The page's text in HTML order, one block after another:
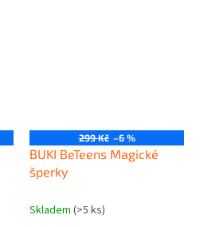
299 Kč –6 %
BUKI BeTeens Magické
šperky
Skladem (>5 ks)